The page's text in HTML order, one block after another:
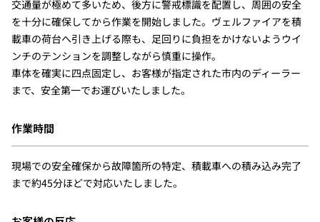
交通量が極めて多いため、後方に警戒標識を配置し、周囲の安全
を十分に確保してから作業を開始しました。ヴェルファイアを積
載車の荷台へ引き上げる際も、足回りに負担をかけないようウイ
ンチのテンションを調整しながら慎重に操作。
車体を確実に四点固定し、お客様が指定された市内のディーラー
まで、安全第一でお運びいたしました。
作業時間
現場での安全確保から故障箇所の特定、積載車への積み込み完了
まで約45分ほどで対応いたしました。